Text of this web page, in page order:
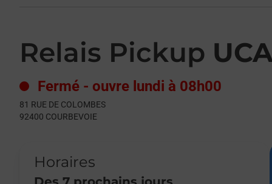
Relais Pickup
Fermé - ouvre lundi à 08h00
81 RUE DE COLOMBES
92400 COURBEVOIE
Horaires